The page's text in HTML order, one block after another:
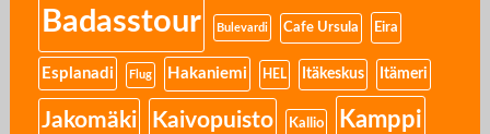
Badasstour Bulevardi Cafe Ursula Eira
Esplanadi Flug Hakaniemi HEL Itäkeskus Itämeri
Jakomäki Kaivopuisto Kallio Kamppi